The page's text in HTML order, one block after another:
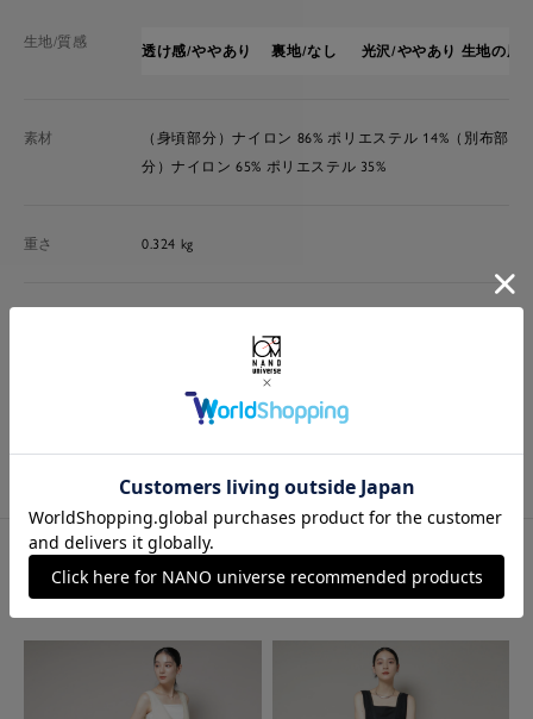
生地/質感
透け感/ややあり 裏地/なし 光沢/ややあり 生地の厚
素材
（身頃部分）ナイロン 86% ポリエステル 14%（別布部
分）ナイロン 65% ポリエステル 35%
重さ 0.324 kg
中国製
商品特徴